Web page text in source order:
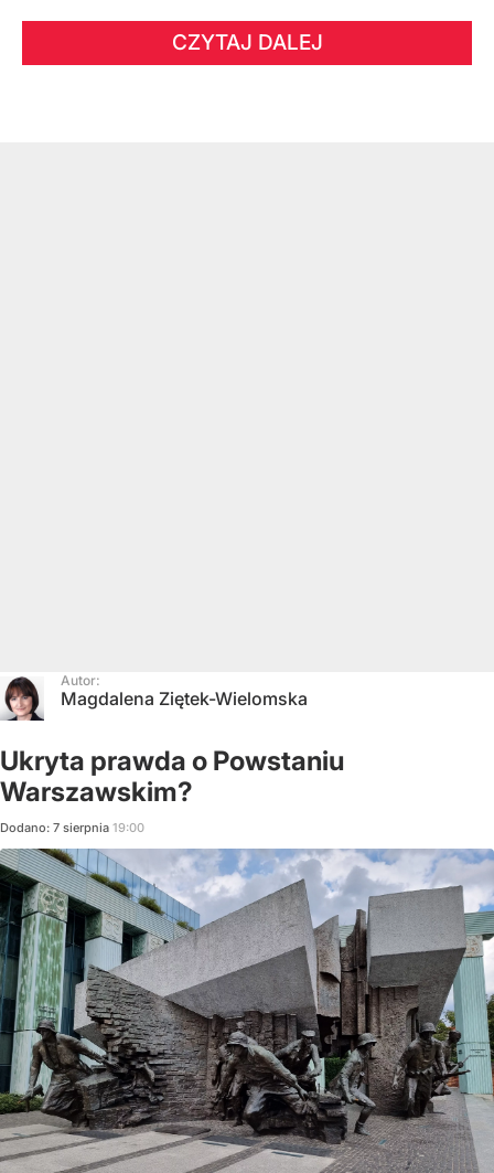
CZYTAJ DALEJ
Autor:
Magdalena Ziętek-Wielomska
Ukryta prawda o Powstaniu
Warszawskim?
Dodano: 7 sierpnia 19:00